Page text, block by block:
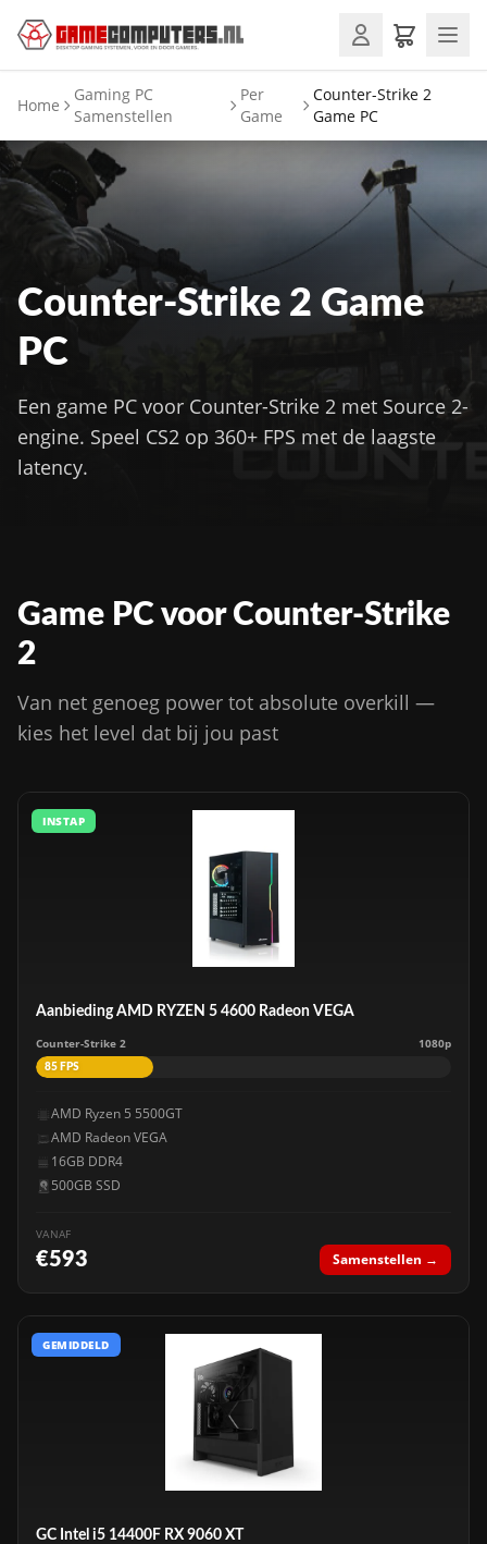
Home
Gaming PC
Samenstellen
Per
Game
Counter-Strike 2
Game PC
Counter-Strike 2 Game
PC
Een game PC voor Counter-Strike 2 met Source 2-
engine. Speel CS2 op 360+ FPS met de laagste
latency.
Game PC voor Counter-Strike
2
Van net genoeg power tot absolute overkill —
kies het level dat bij jou past
INSTAP
Aanbieding AMD RYZEN 5 4600 Radeon VEGA
Counter-Strike 2 1080p
85 FPS
AMD Ryzen 5 5500GT
AMD Radeon VEGA
16GB DDR4
500GB SSD
VANAF
€593 Samenstellen →
GEMIDDELD
GC Intel i5 14400F RX 9060 XT